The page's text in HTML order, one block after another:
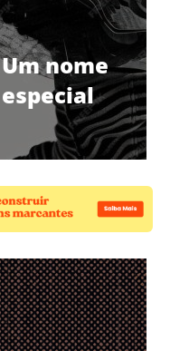
Um nome
especial